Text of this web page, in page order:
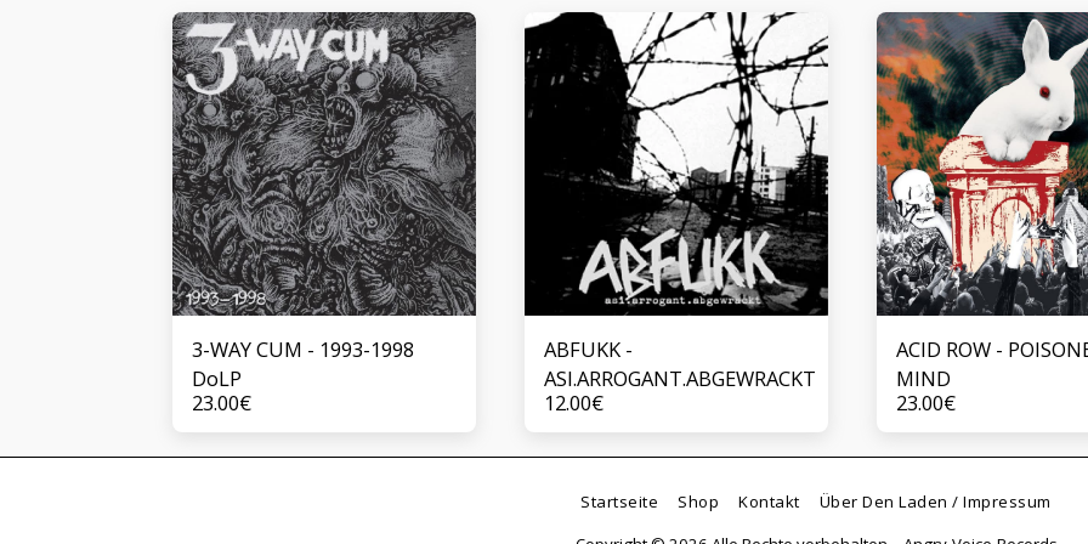
3-WAY CUM - 1993-1998
DoLP
23.00€
ABFUKK -
ASI.ARROGANT.ABGEWRACKT
12.00€
ACID ROW -
MIND
23.00€
Startseite Shop Kontakt
Über Den Laden / Impressum